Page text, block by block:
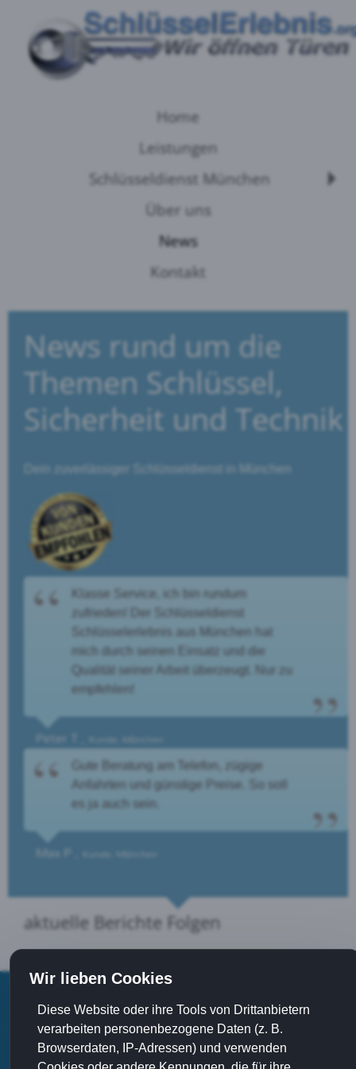
Home
Leistungen
Schlüsseldienst München
Über uns
News
Kontakt
News rund um die
Themen Schlüssel,
Sicherheit und Technik
Dein zuverlässiger Schlüsseldienst in München
Klasse Service, ich bin rundum
zufrieden! Der Schlüsseldienst
Schlüsselerlebnis aus München hat
mich durch seinen Einsatz und die
Qualität seiner Arbeit überzeugt. Nur zu
empfehlen!
Peter T., Kunde, München
Gute Beratung am Telefon, zügige
Anfahrten und günstige Preise. So soll
es ja auch sein.
Max P., Kunde, München
aktuelle Berichte Folgen
Sie finden uns auch auf:
Wir lieben Cookies
Diese Website oder ihre Tools von Drittanbietern
verarbeiten personenbezogene Daten (z. B.
Browserdaten, IP-Adressen) und verwenden